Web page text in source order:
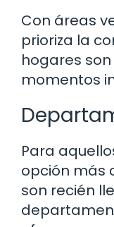
Con áreas
prioriza la
hogares
momentos
Para
opción más
son recién